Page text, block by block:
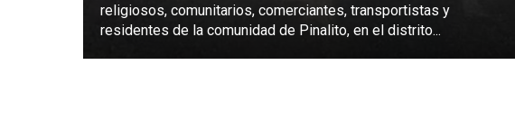
religiosos, comunitarios, comerciantes, transportistas y
residentes de la comunidad de Pinalito, en el distrito...